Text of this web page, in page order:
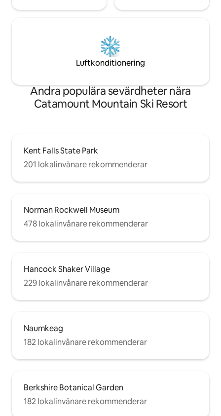
Luftkonditionering
Andra populära sevärdheter nära
Catamount Mountain Ski Resort
Kent Falls State Park
201 lokalinvånare rekommenderar
Norman Rockwell Museum
478 lokalinvånare rekommenderar
Hancock Shaker Village
229 lokalinvånare rekommenderar
Naumkeag
182 lokalinvånare rekommenderar
Berkshire Botanical Garden
182 lokalinvånare rekommenderar